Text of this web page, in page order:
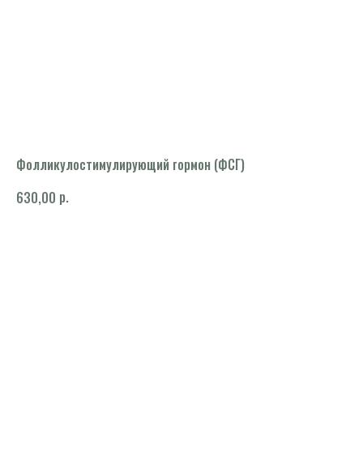
Фолликулостимулирующий гормон (ФСГ)
630,00 р.